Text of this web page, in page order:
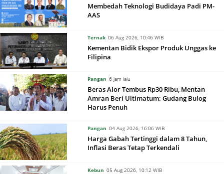
Membedah Teknologi Budidaya Padi PM-
AAS
Ternak 06 Aug 2026, 10:46 WIB
Kementan Bidik Ekspor Produk Unggas ke
Filipina
Pangan 6 jam lalu
Beras Alor Tembus Rp30 Ribu, Mentan
Amran Beri Ultimatum: Gudang Bulog
Harus Penuh
Pangan 04 Aug 2026, 16:06 WIB
Harga Gabah Tertinggi dalam 8 Tahun,
Inflasi Beras Tetap Terkendali
Kebun 05 Aug 2026, 10:12 WIB